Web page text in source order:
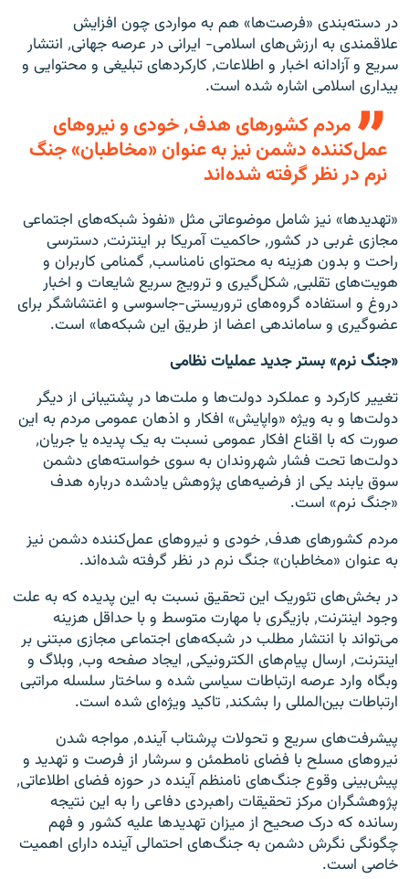
در دسته‌بندی «فرصت‌ها» هم به مواردی چون افزایش
علاقمندی به ارزش‌های اسلامی- ایرانی در عرصه جهانی٬ انتشار
سریع و آزادانه اخبار و اطلاعات٬ کارکردهای تبلیغی و محتوایی و
بیداری اسلامی اشاره شده است.
مردم کشورهای هدف٬ خودی و نیروهای
عمل‌کننده دشمن نیز به عنوان «مخاطبان» جنگ
نرم در نظر گرفته شده‌اند
«تهدیدها» نیز شامل موضوعاتی مثل «نفوذ شبکه‌های اجتماعی
مجازی غربی در کشور٬ حاکمیت آمریکا بر اینترنت٬ دسترسی
راحت و بدون هزینه به محتوای نامناسب٬ گمنامی کاربران و
هویت‌های تقلبی٬ شکل‌گیری و ترویج سریع شایعات و اخبار
دروغ و استفاده گروه‌های تروریستی-جاسوسی و اغتشاشگر برای
عضوگیری و ساماندهی اعضا از طریق این شبکه‌ها» است.
«جنگ نرم» بستر جدید عملیات نظامی
تغییر کارکرد و عملکرد دولت‌ها و ملت‌ها در پشتیبانی از دیگر
دولت‌ها و به ویژه «واپایش» افکار و اذهان عمومی مردم به این
صورت که با اقناع افکار عمومی نسبت به یک پدیده یا جریان٬
دولت‌ها تحت فشار شهروندان به سوی خواسته‌های دشمن
سوق یابند یکی از فرضیه‌های پژوهش یادشده درباره هدف
«جنگ نرم» است.
مردم کشورهای هدف٬ خودی و نیروهای عمل‌کننده دشمن نیز
به عنوان «مخاطبان» جنگ نرم در نظر گرفته شده‌اند.
در بخش‌های تئوریک این تحقیق نسبت به این پدیده که به علت
وجود اینترنت٬ بازیگری با مهارت متوسط و با حداقل هزینه
می‌تواند با انتشار مطلب در شبکه‌های اجتماعی مجازی مبتنی بر
اینترنت٬ ارسال پیام‌های الکترونیکی٬ ایجاد صفحه وب‌٬ وبلاگ و
وبگاه وارد عرصه ارتباطات سیاسی شده و ساختار سلسله مراتبی
ارتباطات بین‌المللی را بشکند٬ تاکید ویژه‌ای شده است.
پیشرفت‌های سریع و تحولات پرشتاب آینده٬ مواجه شدن
نیروهای مسلح با فضای نامطمئن و سرشار از فرصت و تهدید و
پیش‌بینی وقوع جنگ‌های نامنظم آینده در حوزه فضای اطلاعاتی٬
پژوهشگران مرکز تحقیقات راهبردی دفاعی را به این نتیجه
رسانده که درک صحیح از میزان تهدیدها علیه کشور و فهم
چگونگی نگرش دشمن به جنگ‌های احتمالی آینده دارای اهمیت
خاصی است.